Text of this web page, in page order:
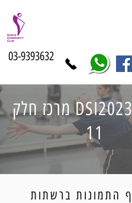
03-9393632
גלריית DSI2023 מרכז חלק
11
התמונות ברשתות